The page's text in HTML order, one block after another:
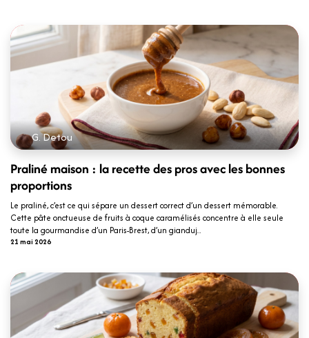
G. Detou
Praliné maison : la recette des pros avec les bonnes
proportions
Le praliné, c’est ce qui sépare un dessert correct d’un dessert mémorable.
Cette pâte onctueuse de fruits à coque caramélisés concentre à elle seule
toute la gourmandise d’un Paris-Brest, d’un gianduj...
21 mai 2026